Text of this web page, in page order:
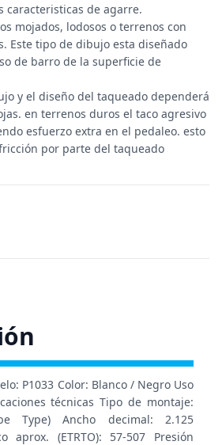
caracteristicas de agarre.
mojados, lodosos o terrenos con
Este tipo de dibujo esta diseñado
de barro de la superficie de
y el diseño del taqueado dependerá
en terrenos duros el taco agresivo
esfuerzo extra en el pedaleo. esto
por parte del taqueado
P1033 Color: Blanco / Negro Uso
técnicas Tipo de montaje:
Type) Ancho decimal: 2.125
aprox. (ETRTO): 57-507 Presión